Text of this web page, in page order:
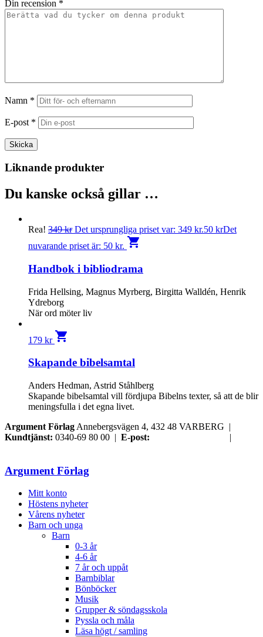
Din recension *
Namn *
E-post *
Liknande produkter
Du kanske också gillar …
Rea! 349kr Det ursprungliga priset var: 349 kr.50 krDet
nuvarande priset är: 50 kr. shopping_cart
Handbok i bibliodrama
Frida Hellsing, Magnus Myrberg, Birgitta Walldén, Henrik
Ydreborg
När ord möter liv
179 kr shopping_cart
Skapande bibelsamtal
Anders Hedman, Astrid Ståhlberg
Skapande bibelsamtal vill fördjupa Bibelns texter, så att de blir
meningsfulla i det egna livet.
Argument Förlag Annebergsvägen 4, 432 48 VARBERG |
Kundtjänst: 0340-69 80 00 | E-post:
|
Argument Förlag
Mitt konto
Höstens nyheter
Vårens nyheter
Barn och unga
Barn
0-3 år
4-6 år
7 år och uppåt
Barnbiblar
Bönböcker
Musik
Grupper & söndagsskola
Pyssla och måla
Läsa högt / samling